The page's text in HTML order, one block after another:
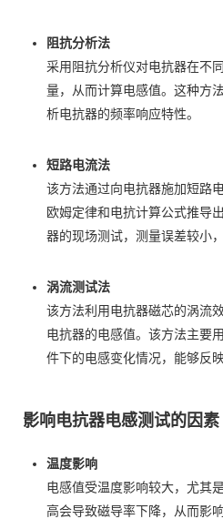
阻抗分析法
采用阻抗分析仪对电抗器在不
量，从而计算电感值。这种方
析电抗器的频率响应特性。
短路电流法
该方法通过向电抗器施加短路
欧姆定律和电抗计算公式推导
器的现场测试，测量误差较小
涡流测试法
该方法利用电抗器磁芯的涡流
电抗器的电感值。该方法主要
件下的电感变化情况，能够反
影响电抗器电感测试的因素
温度影响
电感值受温度影响较大，尤其
高会导致磁导率下降，从而影